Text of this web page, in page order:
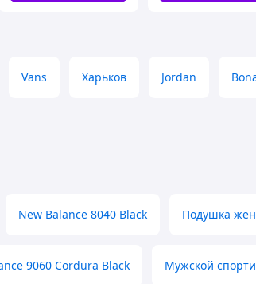
Vans Харьков Jordan
New Balance 8040 Black Подушка
9060 Cordura Black Мужской